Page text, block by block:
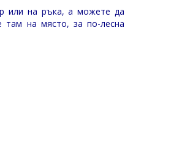
или на ръка, а можете да
там на място, за по-лесна